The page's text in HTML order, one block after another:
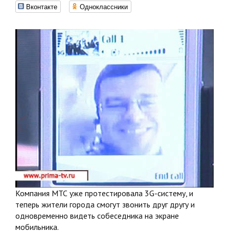
Вконтакте Одноклассники
Компания МТС уже протестировала 3G-систему, и
теперь жители города смогут звонить друг другу и
одновременно видеть собеседника на экране
мобильника.